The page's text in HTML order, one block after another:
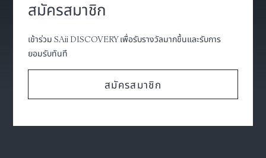
สมัครสมาชิก
เข้าร่วม SAii DISCOVERY เพื่อรับรางวัลมากขึ้นและรับการ
ยอมรับทันที
สมัครสมาชิก